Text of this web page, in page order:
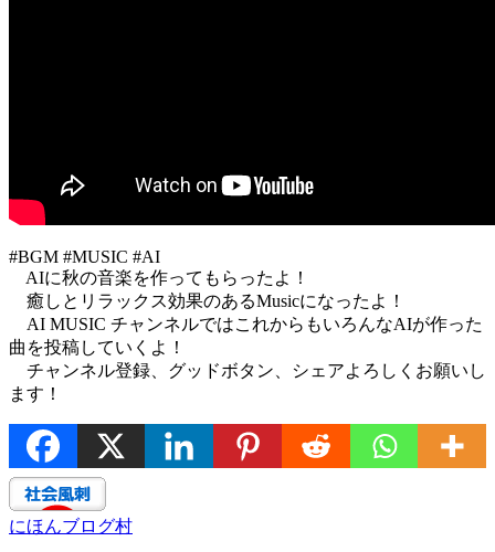
#BGM #MUSIC #AI
AIに秋の音楽を作ってもらったよ！
癒しとリラックス効果のあるMusicになったよ！
AI MUSIC チャンネルではこれからもいろんなAIが作った
曲を投稿していくよ！
チャンネル登録、グッドボタン、シェアよろしくお願いし
ます！
にほんブログ村